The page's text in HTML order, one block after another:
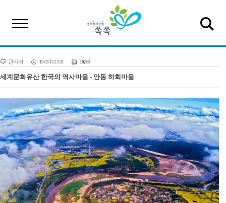
관리자 19-03-15 23:31 10,868
세계문화유산 한국의 역사마을 - 안동 하회마을